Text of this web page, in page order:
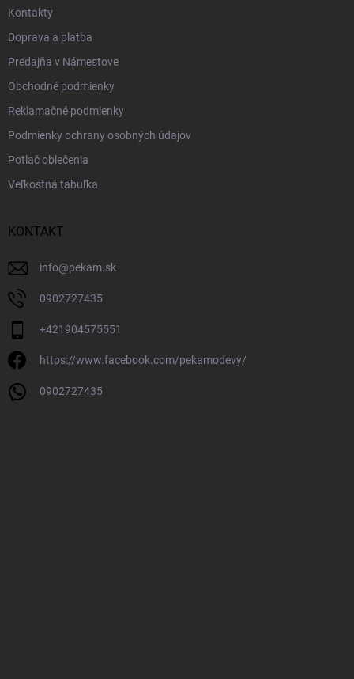
Kontakty
Doprava a platba
Predajňa v Námestove
Obchodné podmienky
Reklamačné podmienky
Podmienky ochrany osobných údajov
Potlač oblečenia
Veľkostná tabuľka
KONTAKT
info@pekam.sk
0902727435
+421904575551
https://www.facebook.com/pekamodevy/
0902727435